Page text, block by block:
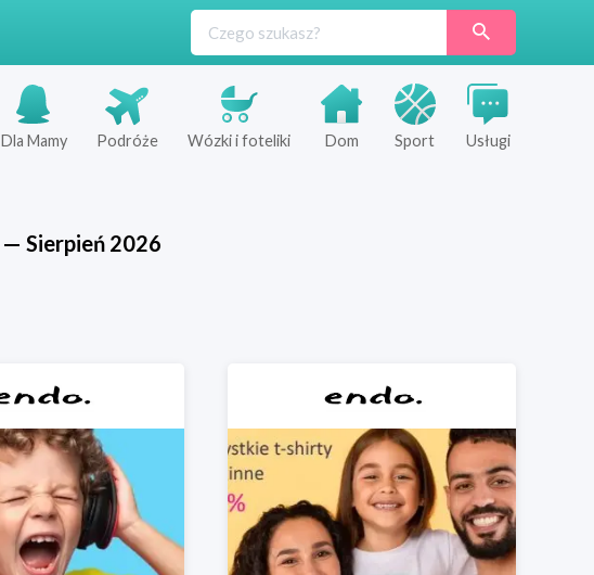
Dla Mamy Podróże Wózki i foteliki Dom Sport Usługi
— Sierpień 2026